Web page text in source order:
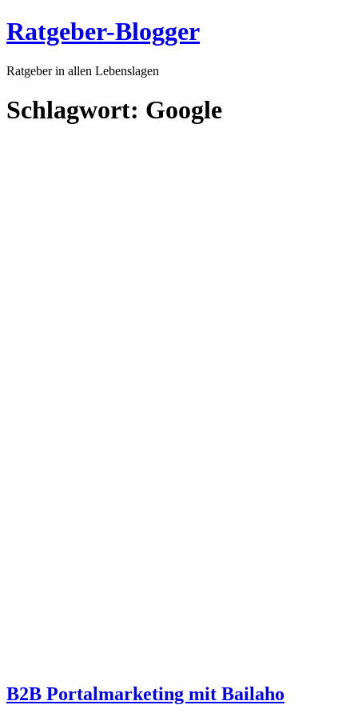
Ratgeber-Blogger
Ratgeber in allen Lebenslagen
Schlagwort: Google
B2B Portalmarketing mit Bailaho